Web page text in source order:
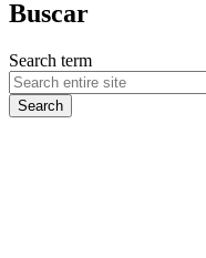
Buscar
Search term